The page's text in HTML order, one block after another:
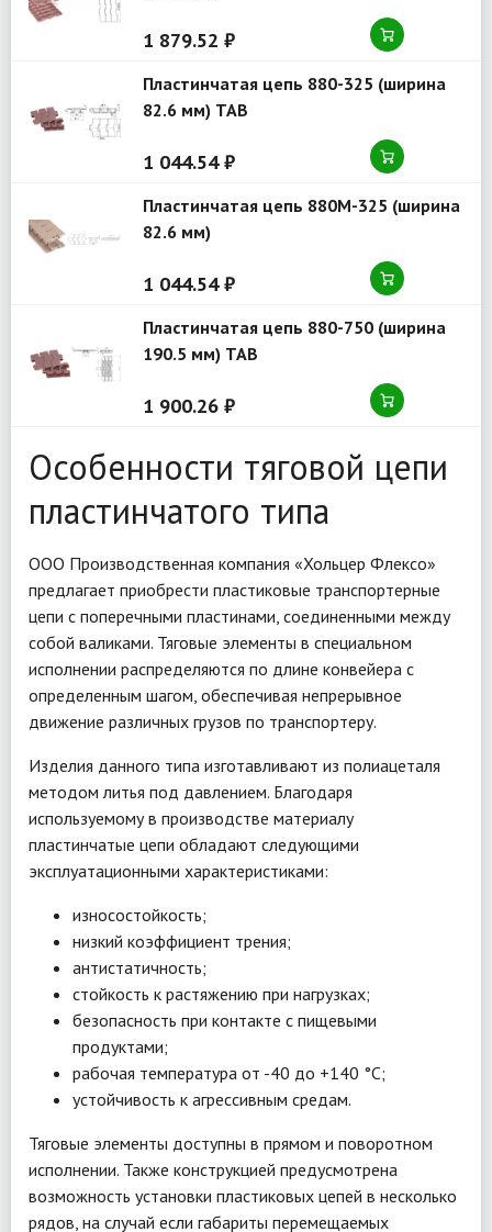
1 879.52 ₽
Пластинчатая цепь 880-325 (ширина
82.6 мм) TAB
1 044.54 ₽
Пластинчатая цепь 880M-325 (ширина
82.6 мм)
1 044.54 ₽
Пластинчатая цепь 880-750 (ширина
190.5 мм) TAB
1 900.26 ₽
Особенности тяговой цепи
пластинчатого типа
ООО Производственная компания «Хольцер Флексо»
предлагает приобрести пластиковые транспортерные
цепи с поперечными пластинами, соединенными между
собой валиками. Тяговые элементы в специальном
исполнении распределяются по длине конвейера с
определенным шагом, обеспечивая непрерывное
движение различных грузов по транспортеру.
Изделия данного типа изготавливают из полиацеталя
методом литья под давлением. Благодаря
используемому в производстве материалу
пластинчатые цепи обладают следующими
эксплуатационными характеристиками:
износостойкость;
низкий коэффициент трения;
антистатичность;
стойкость к растяжению при нагрузках;
безопасность при контакте с пищевыми
продуктами;
рабочая температура от -40 до +140 °С;
устойчивость к агрессивным средам.
Тяговые элементы доступны в прямом и поворотном
исполнении. Также конструкцией предусмотрена
возможность установки пластиковых цепей в несколько
рядов, на случай если габариты перемещаемых